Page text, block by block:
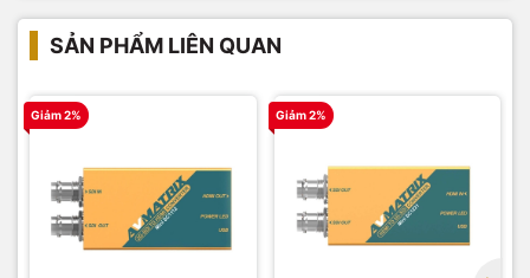
SẢN PHẨM LIÊN QUAN
Giảm 2% Giảm 2%